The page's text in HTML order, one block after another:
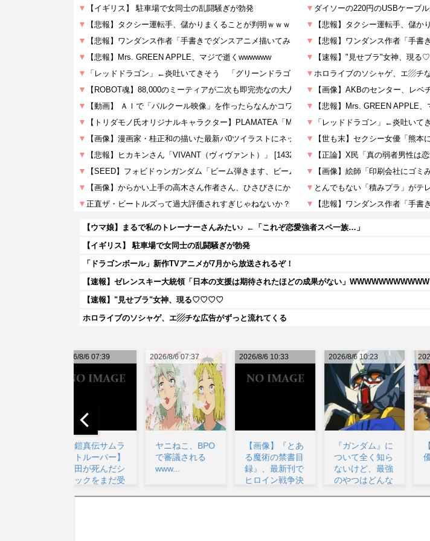
【ウマ娘】まるで私のトレーナーさんみたい♪ ←「これぞ恋愛強者スペ一族…」
【イギリス】 駐車場で女同士の乱闘騒ぎが勃発
「ドラゴンボール」新作TVアニメが7月から放送されるぞ！
【速報】ゼレンスキー大統領「日本の支援は期待されたほどの成果がない」WWWWWWWWWWW
【速報】"見せブラ"女神、現る♡♡♡♡
ホロライブのソシャゲ、エ▨チな広告がずっと流れてくる
2026/8/6 10:33
【画像】『とあ
る魔術の禁書目
2026/8/6 10:23
『ガンダム』に
ついて全く知ら
ないけど、最強
のやつはどんな
2026/8/6 09:53
【画像】この声
優のおしり...
2026/8/6 07:37
ヤニねこ、BPO
で審議される
www...